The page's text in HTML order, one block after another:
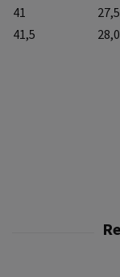
41
27,5
41,5
28,0